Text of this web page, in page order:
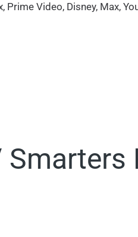
Video, Disney, Max,
Smarters